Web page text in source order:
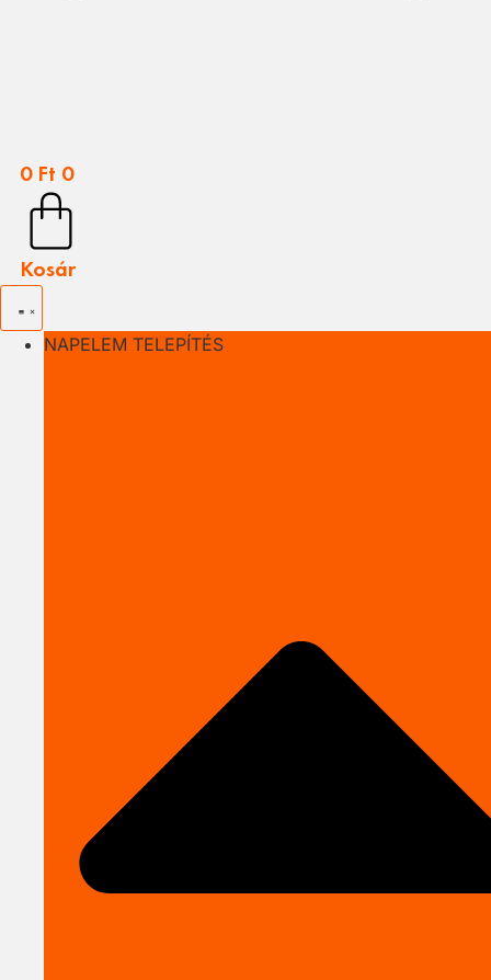
0 Ft 0
Kosár
NAPELEM TELEPÍTÉS